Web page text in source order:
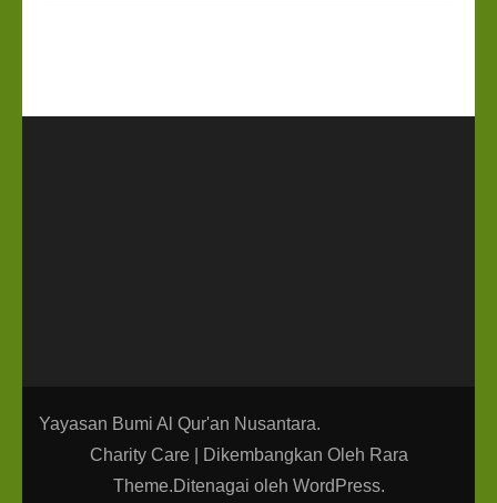
Yayasan Bumi Al Qur'an Nusantara.
Charity Care | Dikembangkan Oleh Rara
Theme.Ditenagai oleh WordPress.